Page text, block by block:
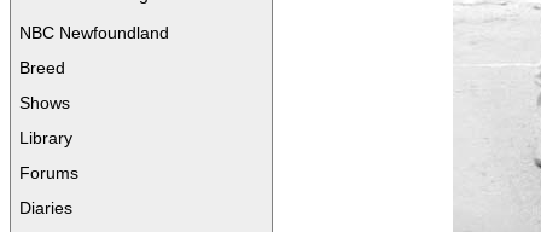
NBC Newfoundland
Breed
Shows
Library
Forums
Diaries